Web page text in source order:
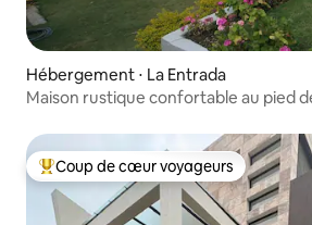
Hébergement ⋅ La Entrada
Maison rustique confortable au pied
Coups de cœur voyageurs les plus
Coup de cœur voyageurs